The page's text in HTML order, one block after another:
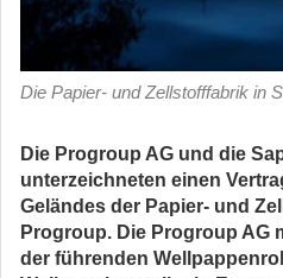
Die Papier- und Zellstofffabrik in
Die Progroup AG und die
unterzeichneten einen
Geländes der Papier- und
Progroup. Die Progroup AG
der führenden